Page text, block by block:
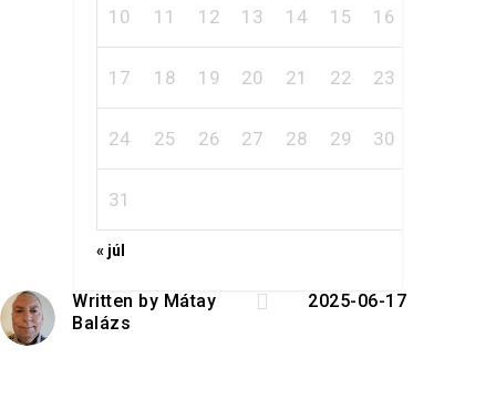
10 11 12 13 14 15 16
17 18 19 20 21 22 23
24 25 26 27 28 29 30
31
« júl
Written by Mátay
Balázs
 2025-06-17